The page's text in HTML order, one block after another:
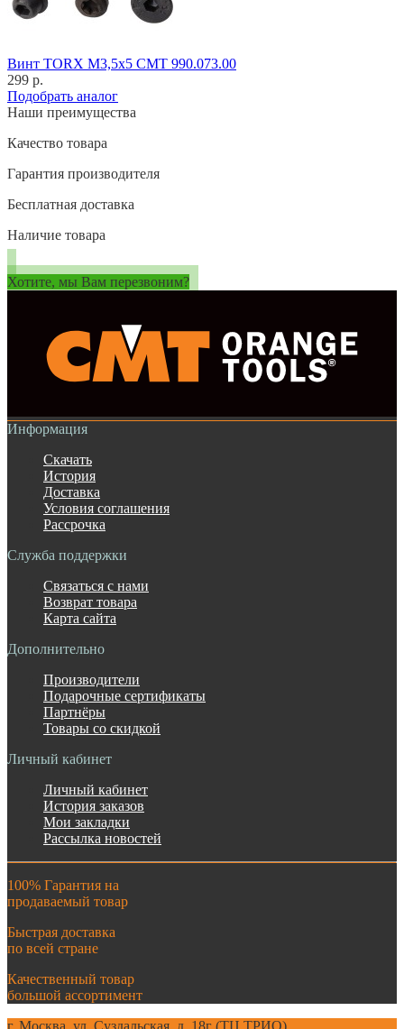
Винт TORX M3,5x5 CMT 990.073.00
299 р.
Подобрать аналог
Наши преимущества
Качество товара
Гарантия производителя
Бесплатная доставка
Наличие товара
Хотите, мы Вам перезвоним?
Информация
Скачать
История
Доставка
Условия соглашения
Рассрочка
Служба поддержки
Связаться с нами
Возврат товара
Карта сайта
Дополнительно
Производители
Подарочные сертификаты
Партнёры
Товары со скидкой
Личный кабинет
Личный кабинет
История заказов
Мои закладки
Рассылка новостей
100% Гарантия на
продаваемый товар
Быстрая доставка
по всей стране
Качественный товар
большой ассортимент
г. Москва. ул. Суздальская, д. 18г (ТЦ ТРИО)